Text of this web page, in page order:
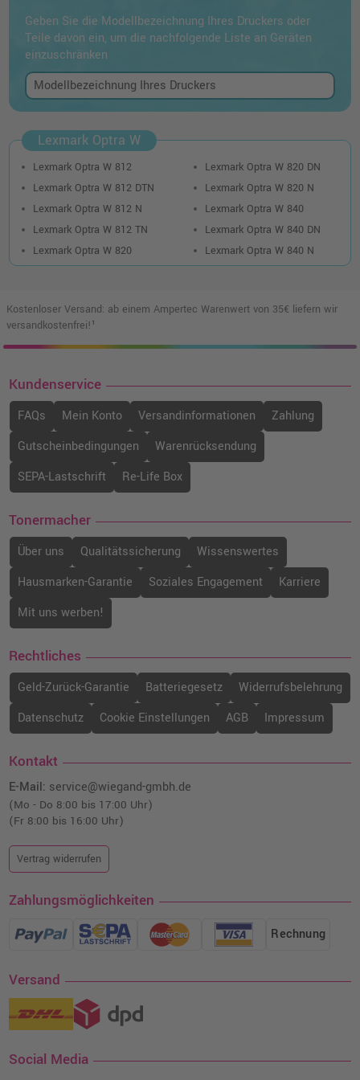
Geben Sie die Modellbezeichnung Ihres Druckers oder
Teile davon ein, um die nachfolgende Liste an Geräten
einzuschränken
Lexmark Optra W
Lexmark Optra W 812
Lexmark Optra W 812 DTN
Lexmark Optra W 812 N
Lexmark Optra W 812 TN
Lexmark Optra W 820
Lexmark Optra W 820 DN
Lexmark Optra W 820 N
Lexmark Optra W 840
Lexmark Optra W 840 DN
Lexmark Optra W 840 N
Kostenloser Versand: ab einem Ampertec Warenwert von 35€ liefern wir
versandkostenfrei!¹
Kundenservice
FAQs Mein Konto Versandinformationen
Zahlung
Gutscheinbedingungen
Warenrücksendung
SEPA-Lastschrift
Re-Life Box
Tonermacher
Über uns Qualitätssicherung
Wissenswertes
Hausmarken-Garantie
Soziales Engagement
Karriere
Mit uns werben!
Rechtliches
Geld-Zurück-Garantie Batteriegesetz
Widerrufsbelehrung
Datenschutz
Cookie Einstellungen AGB Impressum
Kontakt
E-Mail: service@wiegand-gmbh.de
(Mo - Do 8:00 bis 17:00 Uhr)
(Fr 8:00 bis 16:00 Uhr)
Vertrag widerrufen
Zahlungsmöglichkeiten
Rechnung
Versand
Social Media